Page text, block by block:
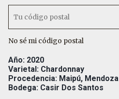
No sé mi código postal
Año: 2020
Varietal: Chardonnay
Procedencia: Maipú, Mendoza
Bodega: Casir Dos Santos